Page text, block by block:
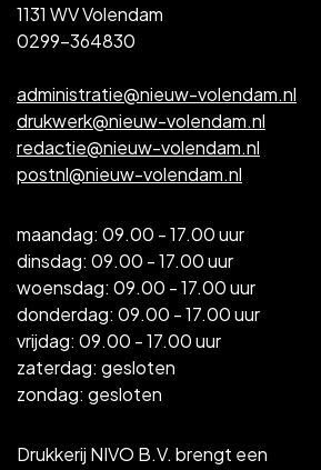
Drukkerij NIVO B.V. brengt een
1131 WV Volendam
0299-364830
administratie@nieuw-volendam.nl
drukwerk@nieuw-volendam.nl
redactie@nieuw-volendam.nl
postnl@nieuw-volendam.nl
maandag: 09.00 - 17.00 uur
dinsdag: 09.00 - 17.00 uur
woensdag: 09.00 - 17.00 uur
donderdag: 09.00 - 17.00 uur
vrijdag: 09.00 - 17.00 uur
zaterdag: gesloten
zondag: gesloten